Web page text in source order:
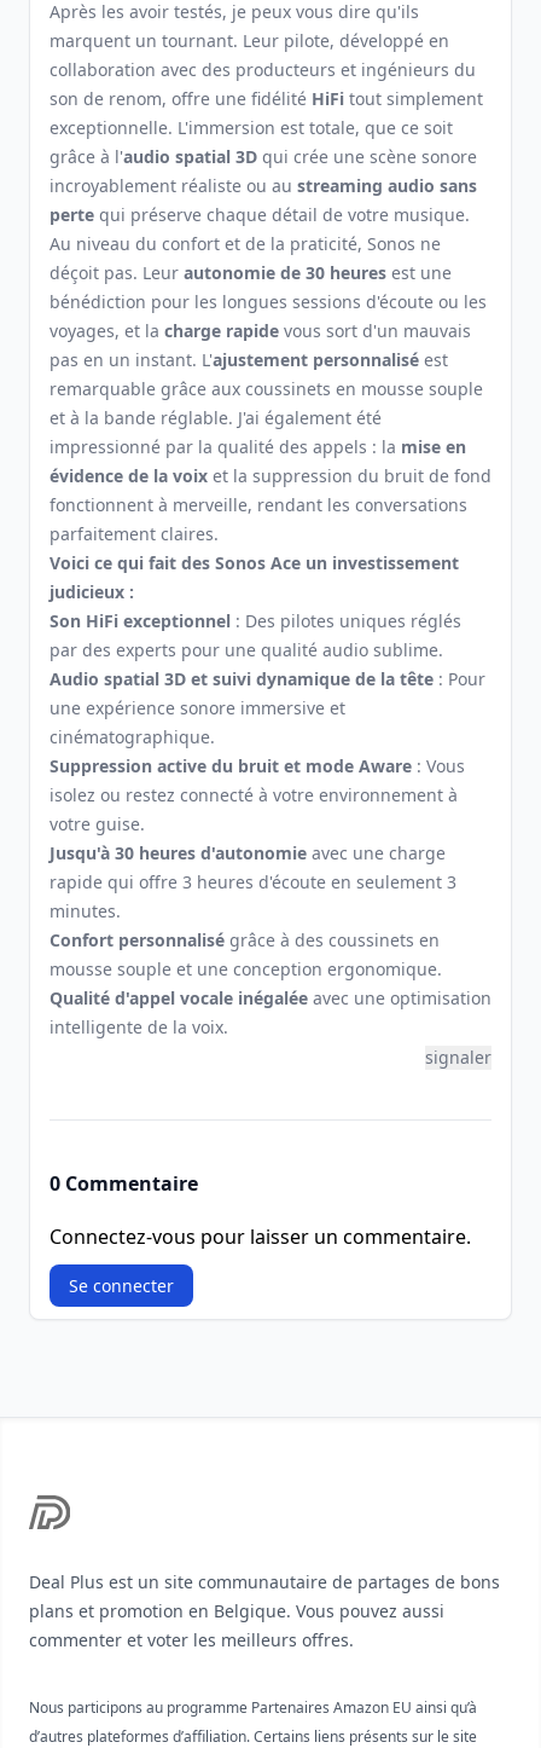
Après les avoir testés, je peux vous dire qu'ils
marquent un tournant. Leur pilote, développé en
collaboration avec des producteurs et ingénieurs du
son de renom, offre une fidélité HiFi tout simplement
exceptionnelle. L'immersion est totale, que ce soit
grâce à l'audio spatial 3D qui crée une scène sonore
incroyablement réaliste ou au streaming audio sans
perte qui préserve chaque détail de votre musique.
Au niveau du confort et de la praticité, Sonos ne
déçoit pas. Leur autonomie de 30 heures est une
bénédiction pour les longues sessions d'écoute ou les
voyages, et la charge rapide vous sort d'un mauvais
pas en un instant. L'ajustement personnalisé est
remarquable grâce aux coussinets en mousse souple
et à la bande réglable. J'ai également été
impressionné par la qualité des appels : la mise en
évidence de la voix et la suppression du bruit de fond
fonctionnent à merveille, rendant les conversations
parfaitement claires.
Voici ce qui fait des Sonos Ace un investissement
judicieux :
Son HiFi exceptionnel : Des pilotes uniques réglés
par des experts pour une qualité audio sublime.
Audio spatial 3D et suivi dynamique de la tête : Pour
une expérience sonore immersive et
cinématographique.
Suppression active du bruit et mode Aware : Vous
isolez ou restez connecté à votre environnement à
votre guise.
Jusqu'à 30 heures d'autonomie avec une charge
rapide qui offre 3 heures d'écoute en seulement 3
minutes.
Confort personnalisé grâce à des coussinets en
mousse souple et une conception ergonomique.
Qualité d'appel vocale inégalée avec une optimisation
intelligente de la voix.
signaler
0 Commentaire
Connectez-vous pour laisser un commentaire.
Se connecter
Deal Plus est un site communautaire de partages de bons
plans et promotion en Belgique. Vous pouvez aussi
commenter et voter les meilleurs offres.
Nous participons au programme Partenaires Amazon EU ainsi qu’à
d’autres plateformes d’affiliation. Certains liens présents sur le site